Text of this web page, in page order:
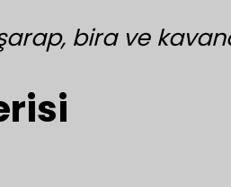
bira ve